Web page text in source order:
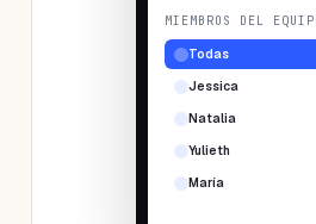
MIEMBROS DEL
Todas
Jessica
Natalia
Yulieth
María